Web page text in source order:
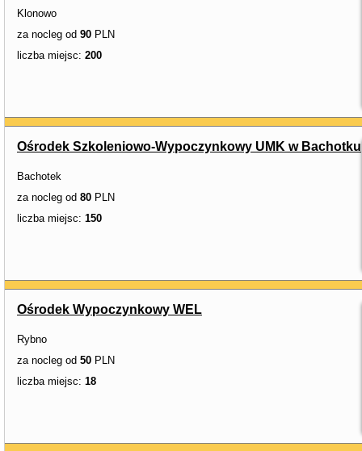
Klonowo
za nocleg od 90 PLN
liczba miejsc: 200
Ośrodek Szkoleniowo-Wypoczynkowy UMK w Bachotku
Bachotek
za nocleg od 80 PLN
liczba miejsc: 150
Ośrodek Wypoczynkowy WEL
Rybno
za nocleg od 50 PLN
liczba miejsc: 18